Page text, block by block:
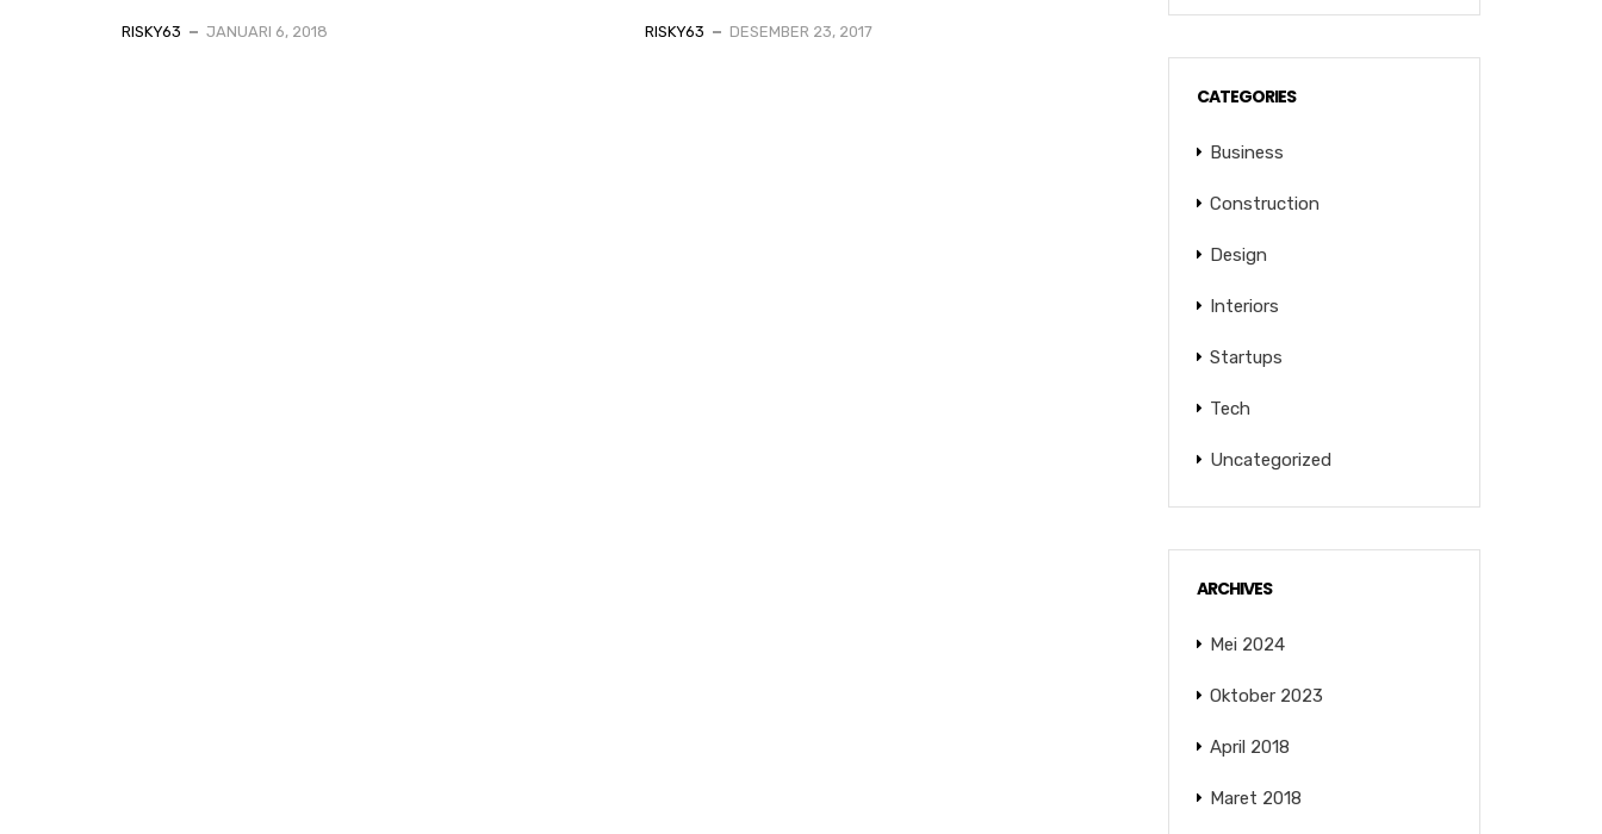
RISKY63 JANUARI 6, 2018 RISKY63 DESEMBER 23, 2017
CATEGORIES
Business
Construction
Design
Interiors
Startups
Tech
Uncategorized
ARCHIVES
Mei 2024
Oktober 2023
April 2018
Maret 2018